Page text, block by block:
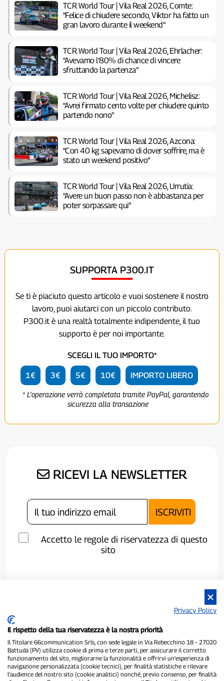
TCR World Tour | Vila Real 2026, Comte:
“Felice di chiudere secondo, Viktor ha fatto un
gran lavoro durante il weekend”
TCR World Tour | Vila Real 2026, Ehrlacher:
“Avevamo l’80% di chance di vincere
sfruttando la partenza”
TCR World Tour | Vila Real 2026, Michelisz:
“Avrei firmato cento volte per chiudere quinto
partendo nono”
TCR World Tour | Vila Real 2026, Azcona:
“Con 40 kg sapevamo di dover soffrire, ma è
stato un weekend positivo”
TCR World Tour | Vila Real 2026, Urrutia:
“Avere un buon passo non è abbastanza per
poter sorpassare qui”
SUPPORTA P300.IT
Se ti è piaciuto questo articolo e vuoi sostenere il nostro
lavoro, puoi aiutarci con un piccolo contributo.
P300.it è una realtà totalmente indipendente, il tuo
supporto è per noi importante.
SCEGLI IL TUO IMPORTO*
1€ 3€ 5€ 10€ IMPORTO LIBERO
* L'operazione verrà completata tramite PayPal, garantendo
sicurezza alla transazione
RICEVI LA NEWSLETTER
Accetto le regole di riservatezza di questo
sito
P300.it è una Testata Giornalistica indipendente
Privacy Policy
Il rispetto della tua riservatezza è la nostra priorità
Il Titolare 66communication Srls, con sede legale in Via Rebecchino 18 – 27020
Battuda (PV) utilizza cookie di prima e terze parti, per assicurare il corretto
funzionamento del sito, migliorarne la funzionalità e offrirvi un’esperienza di
navigazione personalizzata (cookie tecnici), per finalità statistiche e rilevare
l’audience del nostro sito (cookie analitici) nonché, previo consenso, per finalità